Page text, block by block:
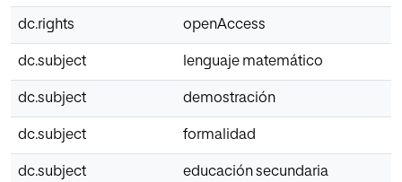
dc.rights openAccess
dc.subject lenguaje matemático
dc.subject demostración
dc.subject formalidad
dc.subject educación secundaria